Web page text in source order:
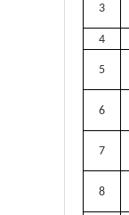
3
4
5
6
7
8